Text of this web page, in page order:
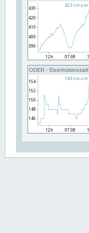
ODER - Eisenhüttenstadt